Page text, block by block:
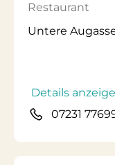
Restaurant
Untere
Details
07231